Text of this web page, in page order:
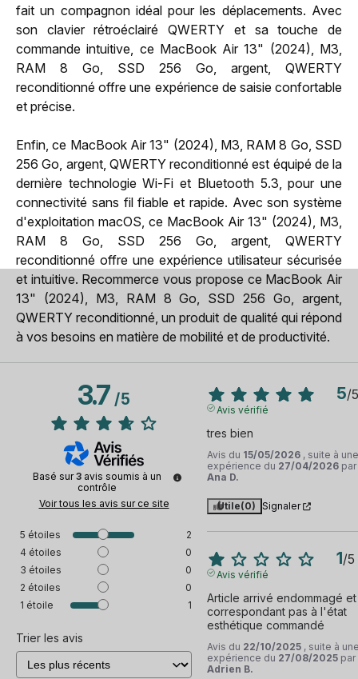
fait un compagnon idéal pour les déplacements. Avec
son clavier rétroéclairé QWERTY et sa touche de
commande intuitive, ce MacBook Air 13" (2024), M3,
RAM 8 Go, SSD 256 Go, argent, QWERTY
reconditionné offre une expérience de saisie confortable
et précise.
Enfin, ce MacBook Air 13" (2024), M3, RAM 8 Go, SSD
256 Go, argent, QWERTY reconditionné est équipé de la
dernière technologie Wi-Fi et Bluetooth 5.3, pour une
connectivité sans fil fiable et rapide. Avec son système
d'exploitation macOS, ce MacBook Air 13" (2024), M3,
RAM 8 Go, SSD 256 Go, argent, QWERTY
reconditionné offre une expérience utilisateur sécurisée
et intuitive. Recommerce vous propose ce MacBook Air
13" (2024), M3, RAM 8 Go, SSD 256 Go, argent,
QWERTY reconditionné, un produit de qualité qui répond
à vos besoins en matière de mobilité et de productivité.
3.7/5
Basé sur3 avis soumis à un
contrôle
Voir tous les avis sur ce site
5 étoiles
2
4 étoiles
0
3 étoiles
0
2 étoiles
0
1 étoile 1
Trier les avis
5/5
Avis vérifié
tres bien
Avis du 15/05/2026 , suite à une
expérience du 27/04/2026 par
Ana D.
Utile(0) Signaler
1/5
Avis vérifié
Article arrivé endommagé
correspondant pas à l'état
esthétique commandé
Avis du 22/10/2025 , suite à
expérience du 27/08/2025 par
Adrien B.